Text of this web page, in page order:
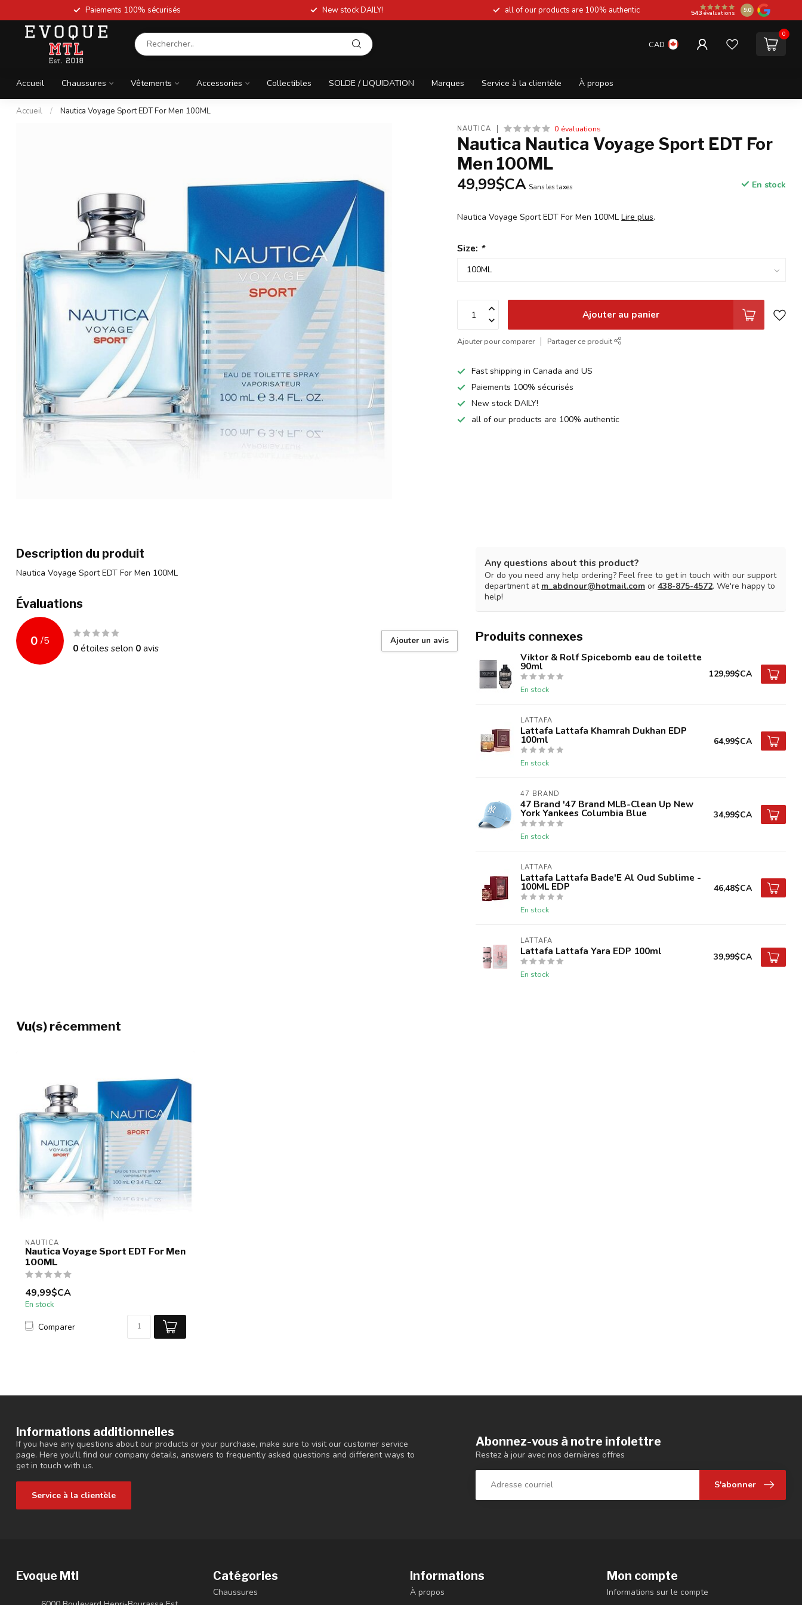
Paiements 100% sécurisés New stock DAILY! all of our products are 100% authentic 543 évaluations 9.0
CAD
0
Accueil Chaussures Vêtements Accessories Collectibles SOLDE / LIQUIDATION Marques Service à la clientèle À propos
Accueil / Nautica Voyage Sport EDT For Men 100ML
NAUTICA 0 évaluations
Nautica Nautica Voyage Sport EDT For
Men 100ML
49,99$CA Sans les taxes En stock
Nautica Voyage Sport EDT For Men 100MLLire plus.
Size: *
Ajouter au panier
Ajouter pour comparer Partager ce produit
Fast shipping in Canada and US
Paiements 100% sécurisés
New stock DAILY!
all of our products are 100% authentic
Description du produit
Nautica Voyage Sport EDT For Men 100ML
Évaluations
0 /5
0étoiles selon 0avis
Ajouter un avis
Any questions about this product?
Or do you need any help ordering? Feel free to get in touch with our support
department at m_abdnour@hotmail.com or 438-875-4572. We're happy to
help!
Produits connexes
Viktor & Rolf Spicebomb eau de toilette
90ml
En stock
129,99$CA
LATTAFA
Lattafa Lattafa Khamrah Dukhan EDP
100ml
En stock
64,99$CA
47 BRAND
47 Brand '47 Brand MLB-Clean Up New
York Yankees Columbia Blue
En stock
34,99$CA
LATTAFA
Lattafa Lattafa Bade'E Al Oud Sublime -
100ML EDP
En stock
46,48$CA
LATTAFA
Lattafa Lattafa Yara EDP 100ml
En stock
39,99$CA
Vu(s) récemment
NAUTICA
Nautica Voyage Sport EDT For Men
100ML
49,99$CA
En stock
Comparer
Informations additionnelles
If you have any questions about our products or your purchase, make sure to visit our customer service
page. Here you'll find our company details, answers to frequently asked questions and different ways to
get in touch with us.
Service à la clientèle
Abonnez-vous à notre infolettre
Restez à jour avec nos dernières offres
S'abonner
Evoque Mtl Catégories
Chaussures
Informations
À propos
Mon compte
Informations sur le compte